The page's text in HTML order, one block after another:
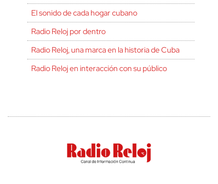
El sonido de cada hogar cubano
Radio Reloj por dentro
Radio Reloj, una marca en la historia de Cuba
Radio Reloj en interacción con su público